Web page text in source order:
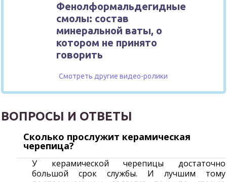
Фенолформальдегидные
смолы: состав
минеральной ваты, о
котором не принято
говорить
Смотреть другие видео-ролики
ВОПРОСЫ И ОТВЕТЫ
Сколько прослужит керамическая
черепица?
У керамической черепицы достаточно
большой срок службы. И лучшим тому